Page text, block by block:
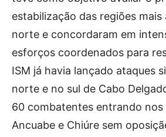
estabilização das regiões
norte e concordaram em
esforços coordenados para
ISM já havia lançado ataques
norte e no sul de Cabo
60 combatentes entrando
Ancuabe e Chiúre sem